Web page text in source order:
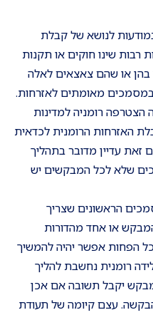
לנושא של קבלת
רבות שינו חוקים או תקנות
בהן או שהם צאצאים לאלה
מאומתים לאזרחות.
הצטרפה רומניה למדינות
האזרחות הרומנית לכדאית
זאת עדיין מדובר בתהליך
שלא לכל המבקשים יש
הראשונים שצריך
או אחד מהדורות
הפחות אפשר יהיה להמשיך
רומנית נחשבת להליך
יקבל תשובה אם אכן
עצם קיומה של תעודת